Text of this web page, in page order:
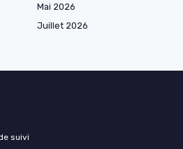
Mai 2026
Juillet 2026
suivi